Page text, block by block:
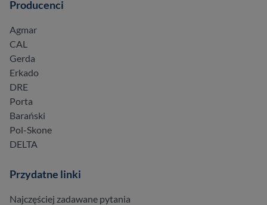
Producenci
Agmar
CAL
Gerda
Erkado
DRE
Porta
Barański
Pol-Skone
DELTA
Przydatne linki
Najczęściej zadawane pytania